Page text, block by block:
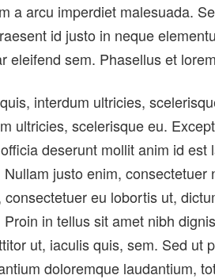
a arcu imperdiet malesuada.
id justo in neque
eleifend sem. Phasellus et
interdum ultricies,
ultricies, scelerisque eu.
deserunt mollit anim id
justo enim,
eu lobortis ut,
in tellus sit amet nibh
ut, iaculis quis, sem. Sed ut
doloremque laudantium,